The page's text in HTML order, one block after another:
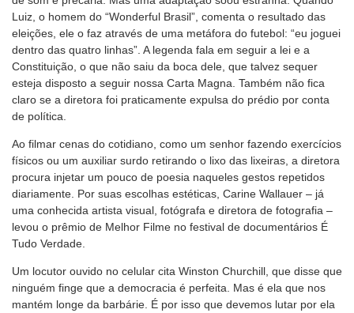
Luiz, o homem do “Wonderful Brasil”, comenta o resultado das
eleições, ele o faz através de uma metáfora do futebol: “eu joguei
dentro das quatro linhas”. A legenda fala em seguir a lei e a
Constituição, o que não saiu da boca dele, que talvez sequer
esteja disposto a seguir nossa Carta Magna. Também não fica
claro se a diretora foi praticamente expulsa do prédio por conta
de política.
Ao filmar cenas do cotidiano, como um senhor fazendo exercícios
físicos ou um auxiliar surdo retirando o lixo das lixeiras, a diretora
procura injetar um pouco de poesia naqueles gestos repetidos
diariamente. Por suas escolhas estéticas, Carine Wallauer – já
uma conhecida artista visual, fotógrafa e diretora de fotografia –
levou o prêmio de Melhor Filme no festival de documentários É
Tudo Verdade.
Um locutor ouvido no celular cita Winston Churchill, que disse que
ninguém finge que a democracia é perfeita. Mas é ela que nos
mantém longe da barbárie. É por isso que devemos lutar por ela